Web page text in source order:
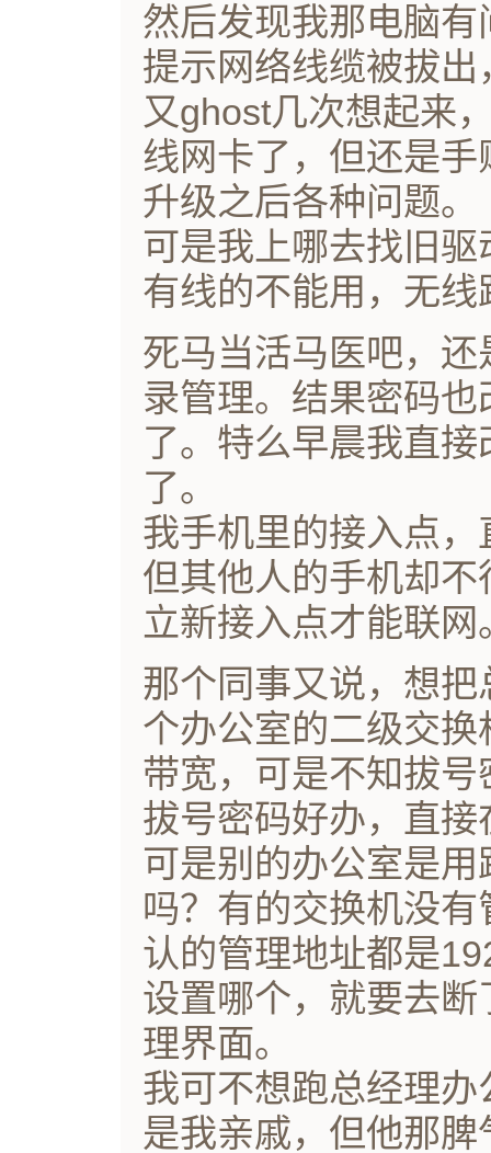
然后发现我那电脑
提示网络线缆被拔
又ghost几次想起来
线网卡了，但还是
升级之后各种问题。
可是我上哪去找旧驱
有线的不能用，无
死马当活马医吧，
录管理。结果密码
了。特么早晨我直
了。
我手机里的接入点
但其他人的手机却
立新接入点才能联网
那个同事又说，想
个办公室的二级交
带宽，可是不知拔号
拔号密码好办，直
可是别的办公室是
吗？有的交换机没
认的管理地址都是
设置哪个，就要去
理界面。
我可不想跑总经理
是我亲戚，但他那